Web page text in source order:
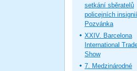
setkání sběratelů
policejních
Pozvánka
XXIV. Barcelona
International
Show
7. Medzinárodné